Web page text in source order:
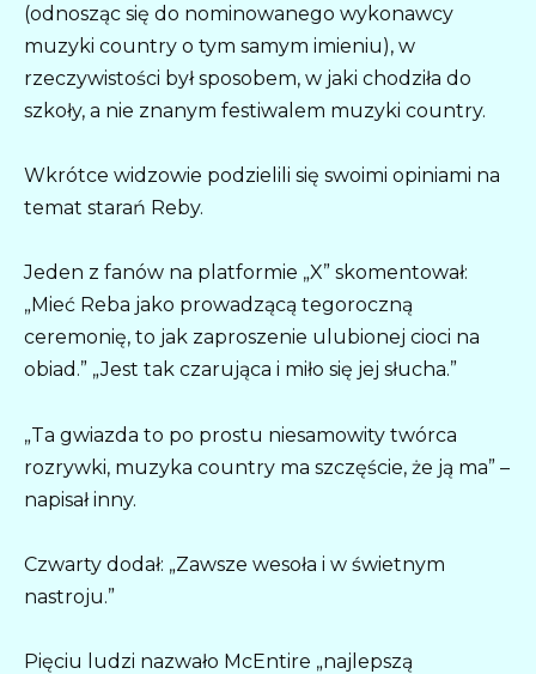
(odnosząc się do nominowanego wykonawcy
muzyki country o tym samym imieniu), w
rzeczywistości był sposobem, w jaki chodziła do
szkoły, a nie znanym festiwalem muzyki country.
Wkrótce widzowie podzielili się swoimi opiniami na
temat starań Reby.
Jeden z fanów na platformie „X” skomentował:
„Mieć Reba jako prowadzącą tegoroczną
ceremonię, to jak zaproszenie ulubionej cioci na
obiad.” „Jest tak czarująca i miło się jej słucha.”
„Ta gwiazda to po prostu niesamowity twórca
rozrywki, muzyka country ma szczęście, że ją ma” –
napisał inny.
Czwarty dodał: „Zawsze wesoła i w świetnym
nastroju.”
Pięciu ludzi nazwało McEntire „najlepszą